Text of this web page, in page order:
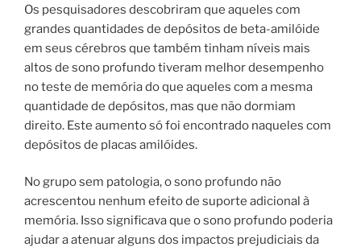
Os pesquisadores descobriram que aqueles com
grandes quantidades de depósitos de beta-amilóide
em seus cérebros que também tinham níveis mais
altos de sono profundo tiveram melhor desempenho
no teste de memória do que aqueles com a mesma
quantidade de depósitos, mas que não dormiam
direito. Este aumento só foi encontrado naqueles com
depósitos de placas amilóides.
No grupo sem patologia, o sono profundo não
acrescentou nenhum efeito de suporte adicional à
memória. Isso significava que o sono profundo poderia
ajudar a atenuar alguns dos impactos prejudiciais da